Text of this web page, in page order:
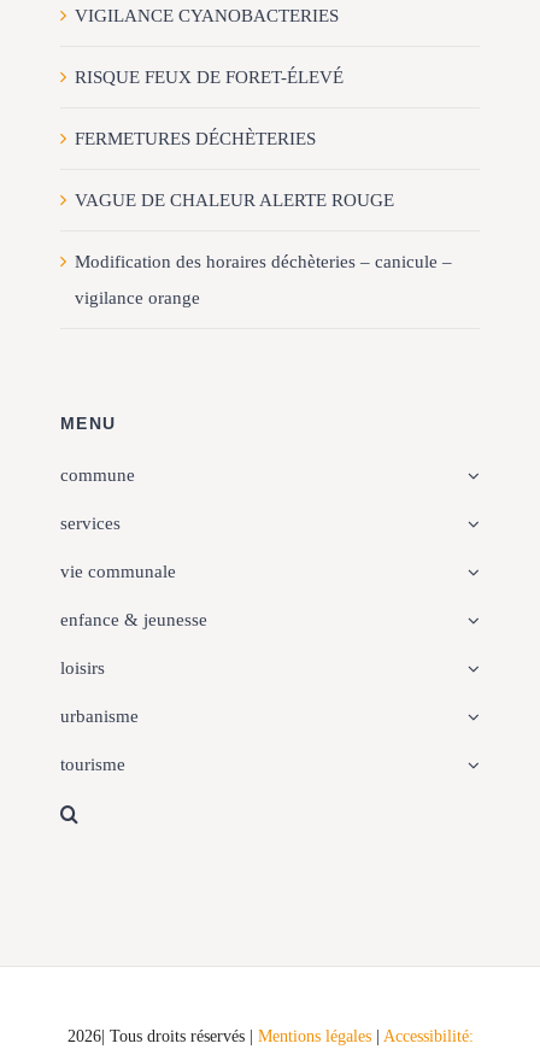
VIGILANCE CYANOBACTERIES
RISQUE FEUX DE FORET-ÉLEVÉ
FERMETURES DÉCHÈTERIES
VAGUE DE CHALEUR ALERTE ROUGE
Modification des horaires déchèteries – canicule –
vigilance orange
MENU
commune
services
vie communale
enfance & jeunesse
loisirs
urbanisme
tourisme
2026| Tous droits réservés | Mentions légales| Accessibilité: